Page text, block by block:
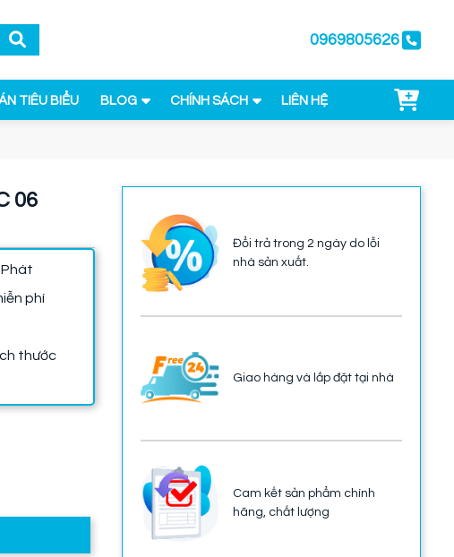
0969805626
TIÊU BIỂU BLOG CHÍNH SÁCH LIÊN HỆ
06
Phát
phí
thước
Đổi trả trong 2 ngày do lỗi
nhà sản xuất.
Giao hàng và lắp đặt tại nhà
Cam kết sản phẩm chính
hãng, chất lượng